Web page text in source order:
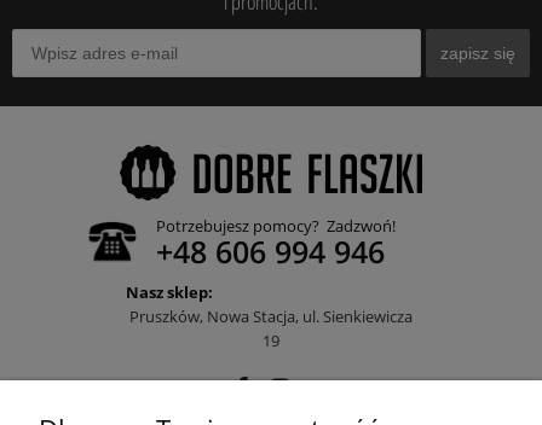
zapisz się
Potrzebujesz pomocy? Zadzwoń!
+48 606 994 946
Nasz sklep:
Pruszków, Nowa Stacja, ul. Sienkiewicza
19